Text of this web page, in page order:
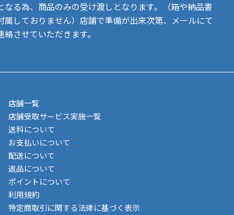
なる為、商品のみの受け渡しとなります。（箱や納品書
属しておりません）店舗で準備が出来次第、メールにて
絡させていただきます。
店舗一覧
店舗受取サービス実施一覧
送料について
お支払いについて
配送について
返品について
ポイントについて
利用規約
特定商取引に関する法律に基づく表示